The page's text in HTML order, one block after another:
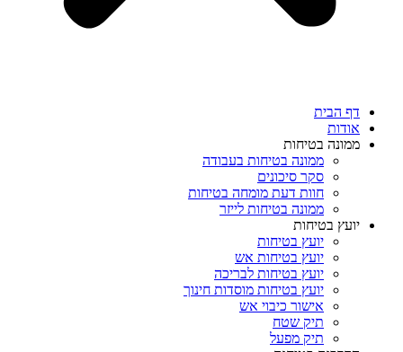
דף הבית
אודות
ממונה בטיחות
ממונה בטיחות בעבודה
סקר סיכונים
חוות דעת מומחה בטיחות
ממונה בטיחות לייזר
יועץ בטיחות
יועץ בטיחות
יועץ בטיחות אש
יועץ בטיחות לבריכה
יועץ בטיחות מוסדות חינוך
אישור כיבוי אש
תיק שטח
תיק מפעל